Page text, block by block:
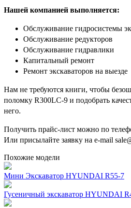
Нашей компанией выполняется:
Обслуживание гидросистемы
Обслуживание редукторов
Обслуживание гидравлики
Капитальный ремонт
Ремонт экскаваторов на выезде
Нам не требуются книги, чтобы
поломку R300LC-9 и подобрать
него.
Получить прайс-лист можно по
Или присылайте заявку на e-mail
Похожие модели
Мини Экскаватор HYUNDAI R55-7
Гусеничный экскаватор HYUNDAI